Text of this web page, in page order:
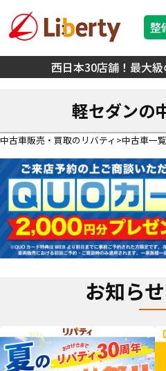
西日本30店舗！最大
整
軽セダンの
中古車販売・買取のリバティ 中古車一覧
お知ら